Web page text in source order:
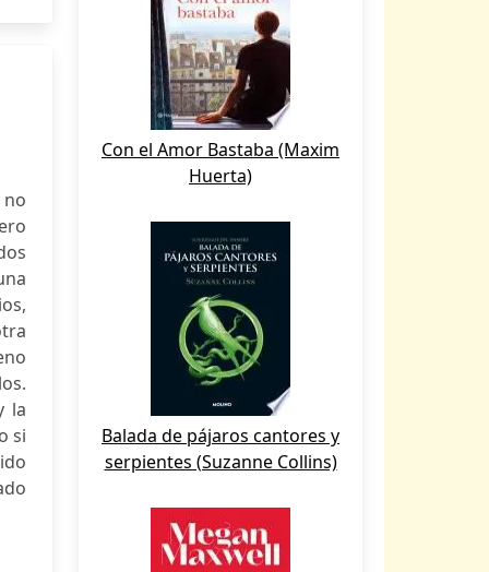
la
si
Con el Amor Bastaba (Maxim
Huerta)
Balada de pájaros cantores y
serpientes (Suzanne Collins)